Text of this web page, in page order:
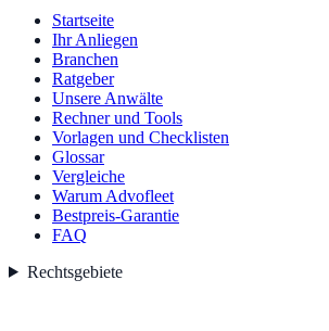
Startseite
Ihr Anliegen
Branchen
Ratgeber
Unsere Anwälte
Rechner und Tools
Vorlagen und Checklisten
Glossar
Vergleiche
Warum Advofleet
Bestpreis-Garantie
FAQ
Rechtsgebiete